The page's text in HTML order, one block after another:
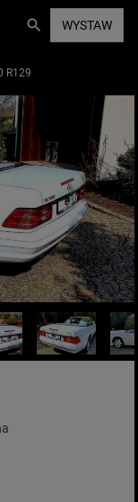
WYSTAW
R129